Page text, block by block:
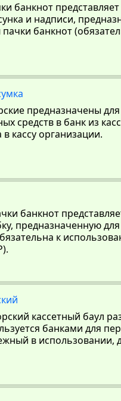
банкнот
и надписи,
банкнот
предназначены
средств в банк из
кассу организации.
банкнот
предназначенную
к
кассетный баул
банками для
в использовании,